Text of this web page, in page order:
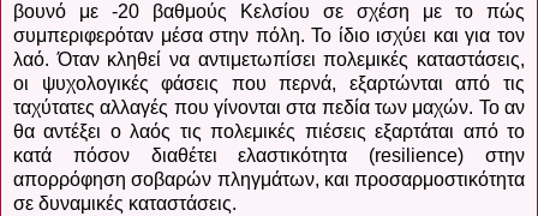
βουνό με -20 βαθμούς Κελσίου σε σχέση με το πώς
συμπεριφερόταν μέσα στην πόλη. Το ίδιο ισχύει και για τον
λαό. Όταν κληθεί να αντιμετωπίσει πολεμικές καταστάσεις,
οι ψυχολογικές φάσεις που περνά, εξαρτώνται από τις
ταχύτατες αλλαγές που γίνονται στα πεδία των μαχών. Το αν
θα αντέξει ο λαός τις πολεμικές πιέσεις εξαρτάται από το
κατά πόσον διαθέτει ελαστικότητα (resilience) στην
απορρόφηση σοβαρών πληγμάτων, και προσαρμοστικότητα
σε δυναμικές καταστάσεις.